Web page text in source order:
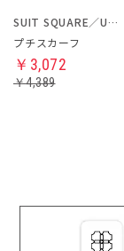
SUIT SQUARE／UNIVERSAL LANGUAGE／WHITE
プチスカーフ
￥3,072
￥4,389